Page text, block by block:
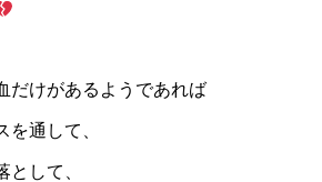
だけがあるようであれば
を通して、
して、